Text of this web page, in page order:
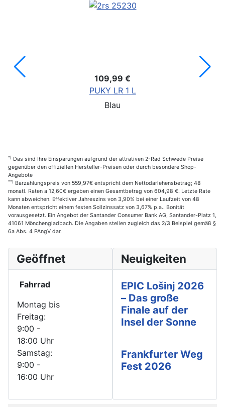
109,99 €
PUKY LR 1 L
Blau
*) Das sind Ihre Einsparungen aufgrund der attrativen 2-Rad Schwede Preise
gegenüber den offiziellen Hersteller-Preisen oder durch besondere Shop-
Angebote
**) Barzahlungspreis von 559,97€ entspricht dem Nettodarlehensbetrag; 48
monatl. Raten a 12,60€ ergeben einen Gesamtbetrag von 604,98 €. Letzte Rate
kann abweichen. Effektiver Jahreszins von 3,90% bei einer Laufzeit von 48
Monaten entspricht einem festen Sollzinssatz von 3,67% p.a.. Bonität
vorausgesetzt. Ein Angebot der Santander Consumer Bank AG, Santander-Platz 1,
41061 Mönchengladbach. Die Angaben stellen zugleich das 2/3 Beispiel gemäß §
6a Abs. 4 PAngV dar.
Geöffnet
Fahrrad
Montag bis
Freitag:
9:00 -
18:00 Uhr
Samstag:
9:00 -
16:00 Uhr
Neuigkeiten
EPIC Lošinj 2026
– Das große
Finale auf der
Insel der Sonne
Frankfurter Weg
Fest 2026